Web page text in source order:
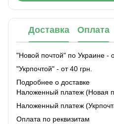
Доставка Оплата
"Новой почтой" по Украине -
"Укрпочтой" - от 40 грн.
Подробнее о доставке
Наложенный платеж (Новая
Наложенный платеж
Оплата по реквизитам